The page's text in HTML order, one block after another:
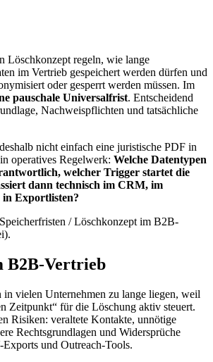
Löschkonzept regeln, wie lange
im Vertrieb gespeichert werden dürfen und
oder gesperrt werden müssen. Im
pauschale Universalfrist. Entscheidend
Nachweispflichten und tatsächliche
nicht einfach eine juristische PDF in
operatives Regelwerk: Welche Datentypen
welcher Trigger startet die
dann technisch im CRM, im
Exportlisten?
B2B-Vertrieb
in vielen Unternehmen zu lange liegen, weil
Zeitpunkt“ für die Löschung aktiv steuert.
Risiken: veraltete Kontakte, unnötige
Rechtsgrundlagen und Widersprüche
und Outreach-Tools.